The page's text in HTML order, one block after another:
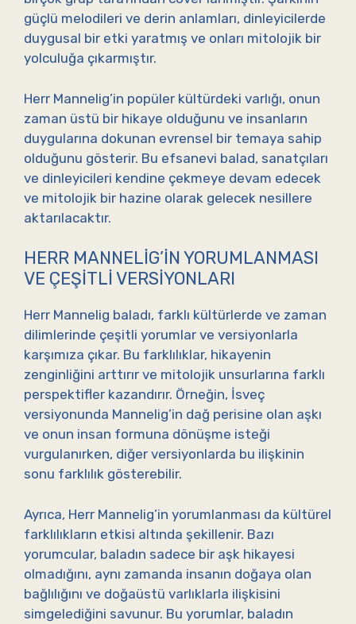
güçlü melodileri ve derin anlamları, dinleyicilerde
duygusal bir etki yaratmış ve onları mitolojik bir
yolculuğa çıkarmıştır.
Herr Mannelig’in popüler kültürdeki varlığı, onun
zaman üstü bir hikaye olduğunu ve insanların
duygularına dokunan evrensel bir temaya sahip
olduğunu gösterir. Bu efsanevi balad, sanatçıları
ve dinleyicileri kendine çekmeye devam edecek
ve mitolojik bir hazine olarak gelecek nesillere
aktarılacaktır.
HERR MANNELIG’IN YORUMLANMASI
VE ÇEŞITLI VERSIYONLARI
Herr Mannelig baladı, farklı kültürlerde ve zaman
dilimlerinde çeşitli yorumlar ve versiyonlarla
karşımıza çıkar. Bu farklılıklar, hikayenin
zenginliğini arttırır ve mitolojik unsurlarına farklı
perspektifler kazandırır. Örneğin, İsveç
versiyonunda Mannelig’in dağ perisine olan aşkı
ve onun insan formuna dönüşme isteği
vurgulanırken, diğer versiyonlarda bu ilişkinin
sonu farklılık gösterebilir.
Ayrıca, Herr Mannelig’in yorumlanması da kültürel
farklılıkların etkisi altında şekillenir. Bazı
yorumcular, baladın sadece bir aşk hikayesi
olmadığını, aynı zamanda insanın doğaya olan
bağlılığını ve doğaüstü varlıklarla ilişkisini
simgelediğini savunur. Bu yorumlar, baladın